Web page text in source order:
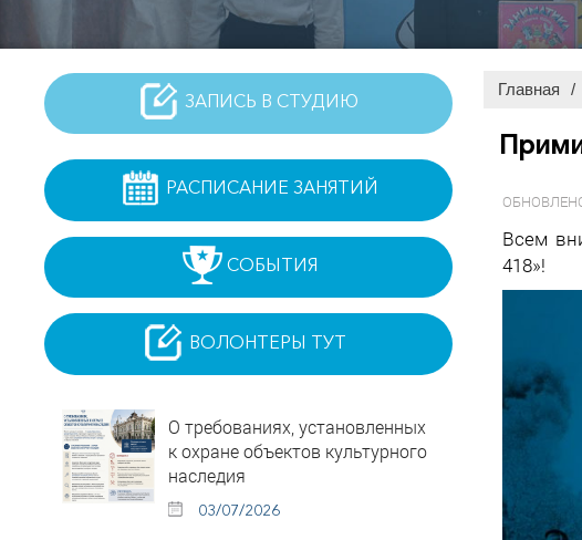
Главная /
Всем
418»!
ЗАПИСЬ В СТУДИЮ
РАСПИСАНИЕ ЗАНЯТИЙ
СОБЫТИЯ
ВОЛОНТЕРЫ ТУТ
О требованиях, установленных
к охране объектов культурного
наследия
03/07/2026